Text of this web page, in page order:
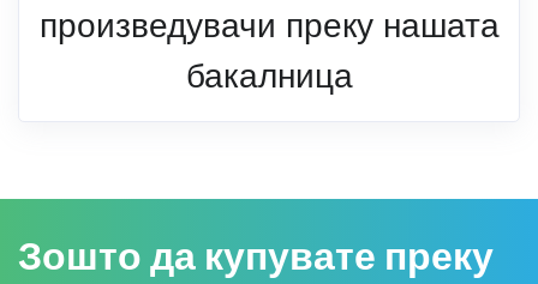
произведувачи преку нашата
бакалница
Зошто да купувате преку